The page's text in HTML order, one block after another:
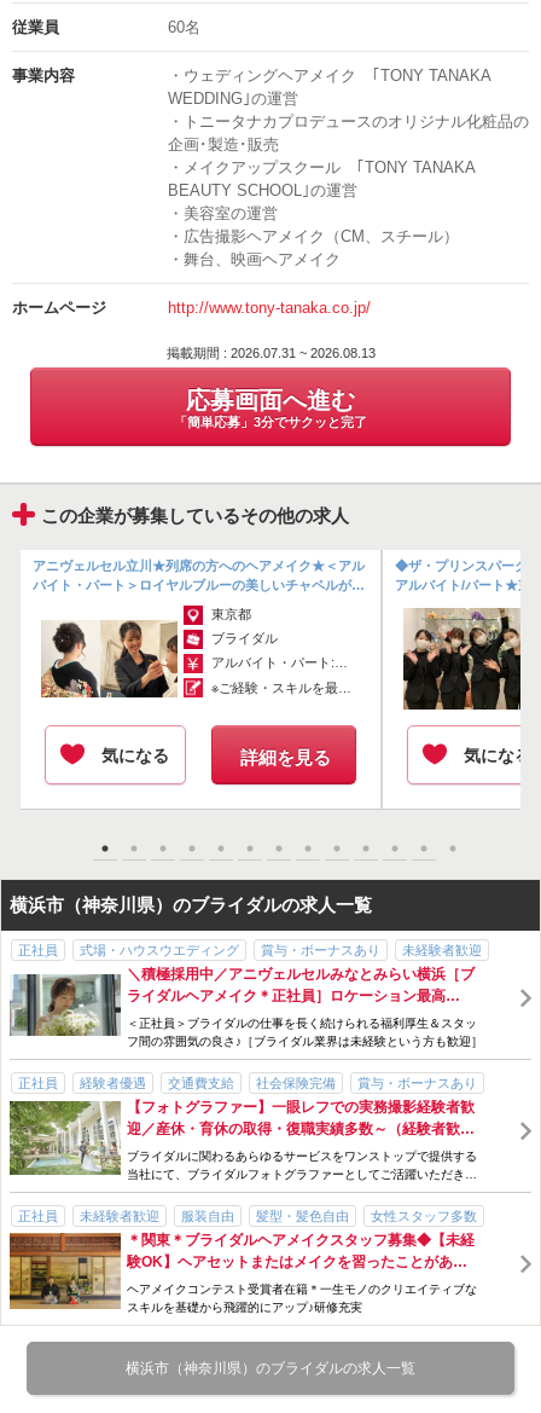
■■ トニータナカウェディングについて ■■
駅チカで便利な、多くの有名式場と提携。
新郎新婦の輝かしい幸せな一日を叶えるために、幅広いテクニックと
最新の技術で常に新しいスタイルを提供しています♪
結婚式を迎えるお二人のことはもちろん、周りのスタッフなど「人の
ためを思い、優しい心持ちで仕事にのぞめる方」歓迎です！
ヘアメイク道具は当社がご用意。
「トニータナカオリジナル化粧品」を使ってご新婦様を素敵に輝かせ
ましょう。
実際のヘアセットなど気になる方は、公式インスタグラムをチェック
してみてくださいね
→https://www.instagram.com/tony_tanaka_studio.hairmake/
皆様からのご応募心よりお待ちしております♪
「簡単応募」3分でサクッと完了
担当の部署や氏名
採用担当者
従業員 60名
事業内容
・ウェディングヘアメイク ｢TONY TANAKA
WEDDING｣の運営
・トニータナカプロデュースのオリジナル化粧品の
企画･製造･販売
・メイクアップスクール ｢TONY TANAKA
BEAUTY SCHOOL｣の運営
・美容室の運営
・広告撮影ヘアメイク（CM、スチール）
・舞台、映画ヘアメイク
ホームページ http://www.tony-tanaka.co.jp/
掲載期間 : 2026.07.31 ~ 2026.08.13
応募画面へ進む
「簡単応募」3分でサクッと完了
この企業が募集しているその他の求人
アニヴェルセル立川★列席の方へのヘアメイク★＜アル
バイト・パート＞ロイヤルブルーの美しいチャペルが大
人気！憧れの式場でブライダルのお仕...
東京都
ブライダル
アルバイト・パート:￥1,300～
※ご経験・スキルを最大限考慮いたします ...
気になる 詳細を見る
◆ザ・プリンスパーク
アルバイト/パート★東
気になる
横浜市（神奈川県）のブライダルの求人一覧
正社員 式場・ハウスウエディング 賞与・ボーナスあり
未経験者歓迎
経験者優遇
女性スタッフ多数 交通費支給
スタッフ割引・特典あり
ノルマなし
研修制度あり 勤務時間・曜日応相談
社会保険完備
産休・育休制度あり
制服貸与 急募
＼積極採用中／アニヴェルセルみなとみらい横浜［ブ
ライダルヘアメイク＊正社員］ロケーション最高
の"みなとみらい“の人気求人♪
＜正社員＞ブライダルの仕事を長く続けられる福利厚生＆スタッ
フ間の雰囲気の良さ♪［ブライダル業界は未経験という方も歓迎］
正社員 経験者優遇 交通費支給 社会保険完備
賞与・ボーナスあり
手当充実
スタッフ割引・特典あり 研修制度あり
産休・育休制度あり
勤務時間・曜日応相談
急募
式場・ハウスウエディング
フォトスタジオ・写真館
【フォトグラファー】一眼レフでの実務撮影経験者歓
迎／産休・育休の取得・復職実績多数～（経験者歓
迎）
ブライダルに関わるあらゆるサービスをワンストップで提供する
当社にて、ブライダルフォトグラファーとしてご活躍いただきま
す
正社員 未経験者歓迎 服装自由 髪型・髪色自由
女性スタッフ多数
パパ・ママ在籍
主婦・主夫歓迎 交通費支給
社会保険完備
歩合・インセンティブあり
手当充実 スタッフ割引・特典あり
研修制度あり
産休・育休制度あり
残業月10時間以下 時短勤務 急募
駅チカ
サロン見学OK
オンライン面接OK
式場・ハウスウエディング
＊関東＊ブライダルヘアメイクスタッフ募集◆【未経
験OK】ヘアセットまたはメイクを習ったことがある
だけでもOK◎【月給24万円以上～】着付けも学べま
す＊⁺
ヘアメイクコンテスト受賞者在籍＊一生モノのクリエイティブな
スキルを基礎から飛躍的にアップ♪研修充実
横浜市（神奈川県）のブライダルの求人一覧